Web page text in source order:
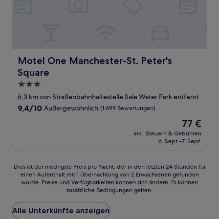
Motel One Manchester-St. Peter's
Square
Motel One Manchester-St. Peter's Square
3.0-
Sterne-
Unterkunft
6,3 km von Straßenbahnhaltestelle Sale Water Park entfernt
9.4
9,4/10 Außergewöhnlich (1.699 Bewertungen)
Der
Preis
beträgt
77 €
inkl. Steuern & Gebühren
6. Sept.–7. Sept.
Dies
der
Preis
pro
Dies ist der niedrigste Preis pro Nacht, der in den letzten 24 Stunden für
einen Aufenthalt mit 1 Übernachtung von 2 Erwachsenen gefunden
wurde. Preise und Verfügbarkeiten können sich ändern. Es können
zusätzliche Bedingungen gelten.
Alle Unterkünfte anzeigen